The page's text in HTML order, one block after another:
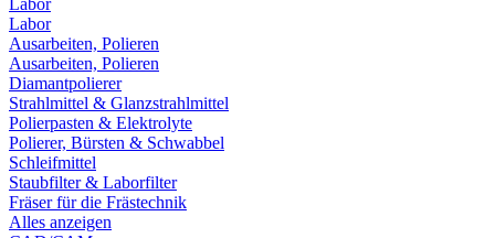
Labor
Labor
Ausarbeiten, Polieren
Ausarbeiten, Polieren
Diamantpolierer
Strahlmittel & Glanzstrahlmittel
Polierpasten & Elektrolyte
Polierer, Bürsten & Schwabbel
Schleifmittel
Staubfilter & Laborfilter
Fräser für die Frästechnik
Alles anzeigen